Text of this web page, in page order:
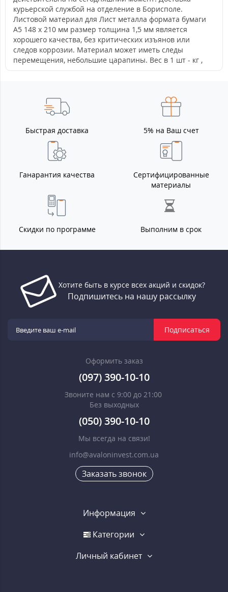
курьерской службой на отделение в Борисполе.
Листовой материал для Лист металла формата бумаги
А5 148 х 210 мм размер толщина 1,5 мм является
хорошего качества, без критических изъянов или
следов коррозии. Материал может иметь следы
перемещения, небольшие царапины. Вес в 1 шт - кг ,
Быстрая доставка 5% на Ваш счет
Ганарантия качества
Сертифицированные
материалы
Скидки по программе Выполним в срок
Хотите быть в курсе всех акций и скидок?
Подпишитесь на нашу рассылку
Подписаться
Оформить заказ
(097) 390-10-10
Звоните нам с 9:00 до 21:00
Без выходных
(050) 390-10-10
Мы всегда на связи!
info@avaloninvest.com.ua
Заказать звонок
Информация
Категории
Личный кабинет